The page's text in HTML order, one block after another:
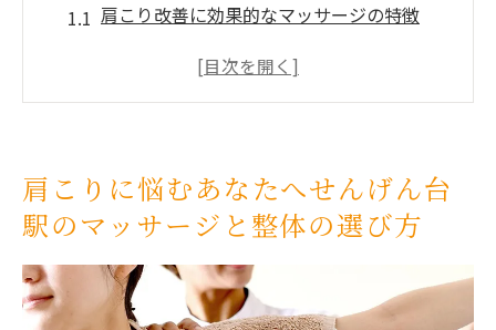
肩こり改善に効果的なマッサージの特徴
整体で肩こりを根本から解消する方法
肩こりに効果的な施術の種類と選択基準
マッサージと整体のどちらを選ぶべきか？
マッサージと整体の違いを知ってせんげん台駅
での選択に役立てる
肩こりに悩むあなたへせんげん台
駅のマッサージと整体の選び方